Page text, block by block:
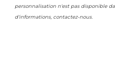
personnalisation n'est pas disponible
d'informations, contactez-nous.